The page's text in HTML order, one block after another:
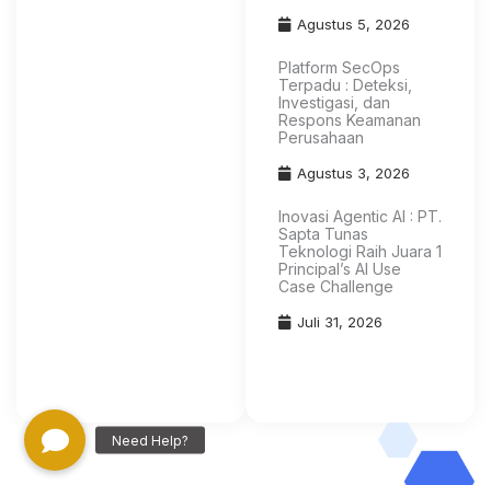
Agustus 5, 2026
Platform SecOps
Terpadu : Deteksi,
Investigasi, dan
Respons Keamanan
Perusahaan
Agustus 3, 2026
Inovasi Agentic AI : PT.
Sapta Tunas
Teknologi Raih Juara 1
Principal’s AI Use
Case Challenge
Juli 31, 2026